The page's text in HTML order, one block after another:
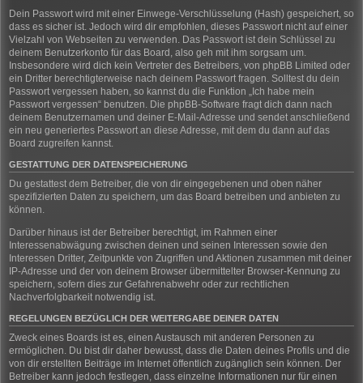
Dein Passwort wird mit einer Einwege-Verschlüsselung (Hash) gespeichert, so
dass es sicher ist. Jedoch wird dir empfohlen, dieses Passwort nicht auf einer
Vielzahl von Webseiten zu verwenden. Das Passwort ist dein Schlüssel zu
deinem Benutzerkonto für das Board, also geh mit ihm sorgsam um.
Insbesondere wird dich kein Vertreter des Betreibers, von phpBB Limited oder
ein Dritter berechtigterweise nach deinem Passwort fragen. Solltest du dein
Passwort vergessen haben, so kannst du die Funktion „Ich habe mein
Passwort vergessen“ benutzen. Die phpBB-Software fragt dich dann nach
deinem Benutzernamen und deiner E-Mail-Adresse und sendet anschließend
ein neu generiertes Passwort an diese Adresse, mit dem du dann auf das
Board zugreifen kannst.
GESTATTUNG DER DATENSPEICHERUNG
Du gestattest dem Betreiber, die von dir eingegebenen und oben näher
spezifizierten Daten zu speichern, um das Board betreiben und anbieten zu
können.
Darüber hinaus ist der Betreiber berechtigt, im Rahmen einer
Interessenabwägung zwischen deinen und seinen Interessen sowie den
Interessen Dritter, Zeitpunkte von Zugriffen und Aktionen zusammen mit deiner
IP-Adresse und der von deinem Browser übermittelter Browser-Kennung zu
speichern, sofern dies zur Gefahrenabwehr oder zur rechtlichen
Nachverfolgbarkeit notwendig ist.
REGELUNGEN BEZÜGLICH DER WEITERGABE DEINER DATEN
Zweck eines Boards ist es, einen Austausch mit anderen Personen zu
ermöglichen. Du bist dir daher bewusst, dass die Daten deines Profils und die
von dir erstellten Beiträge im Internet öffentlich zugänglich sein können. Der
Betreiber kann jedoch festlegen, dass einzelne Informationen nur für einen